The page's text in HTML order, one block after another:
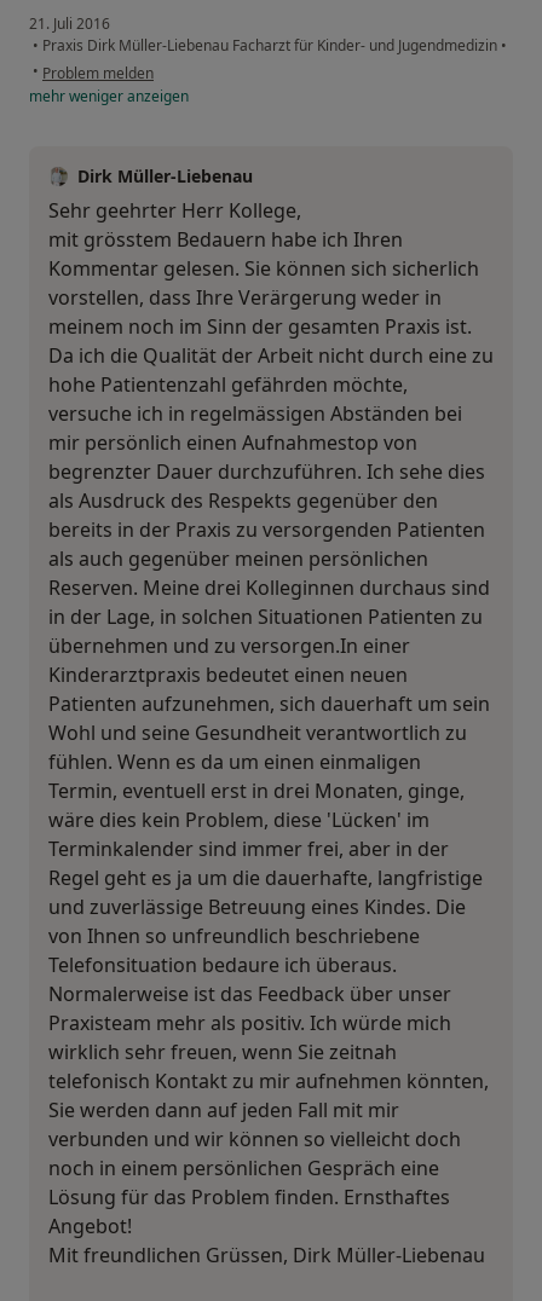
21. Juli 2016
• Praxis Dirk Müller-Liebenau Facharzt für Kinder- und Jugendmedizin •
• Problem melden
mehrwenigeranzeigen
Dirk Müller-Liebenau
Sehr geehrter Herr Kollege,
mit grösstem Bedauern habe ich Ihren
Kommentar gelesen. Sie können sich sicherlich
vorstellen, dass Ihre Verärgerung weder in
meinem noch im Sinn der gesamten Praxis ist.
Da ich die Qualität der Arbeit nicht durch eine zu
hohe Patientenzahl gefährden möchte,
versuche ich in regelmässigen Abständen bei
mir persönlich einen Aufnahmestop von
begrenzter Dauer durchzuführen. Ich sehe dies
als Ausdruck des Respekts gegenüber den
bereits in der Praxis zu versorgenden Patienten
als auch gegenüber meinen persönlichen
Reserven. Meine drei Kolleginnen durchaus sind
in der Lage, in solchen Situationen Patienten zu
übernehmen und zu versorgen.In einer
Kinderarztpraxis bedeutet einen neuen
Patienten aufzunehmen, sich dauerhaft um sein
Wohl und seine Gesundheit verantwortlich zu
fühlen. Wenn es da um einen einmaligen
Termin, eventuell erst in drei Monaten, ginge,
wäre dies kein Problem, diese 'Lücken' im
Terminkalender sind immer frei, aber in der
Regel geht es ja um die dauerhafte, langfristige
und zuverlässige Betreuung eines Kindes. Die
von Ihnen so unfreundlich beschriebene
Telefonsituation bedaure ich überaus.
Normalerweise ist das Feedback über unser
Praxisteam mehr als positiv. Ich würde mich
wirklich sehr freuen, wenn Sie zeitnah
telefonisch Kontakt zu mir aufnehmen könnten,
Sie werden dann auf jeden Fall mit mir
verbunden und wir können so vielleicht doch
noch in einem persönlichen Gespräch eine
Lösung für das Problem finden. Ernsthaftes
Angebot!
Mit freundlichen Grüssen, Dirk Müller-Liebenau